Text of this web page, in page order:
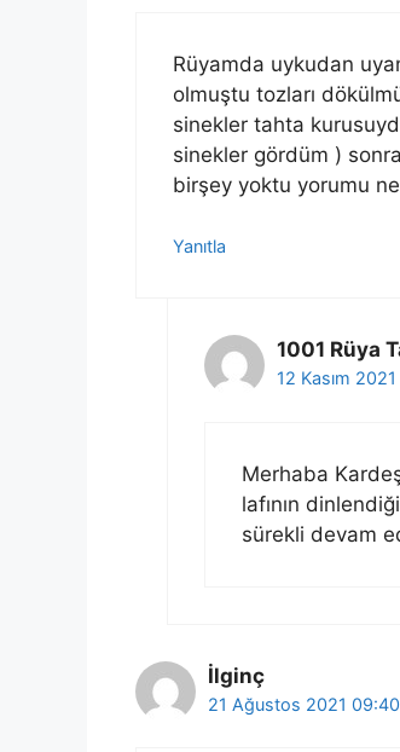
Rüyamda uykudan
olmuştu tozları
sinekler tahta
sinekler gördüm )
birşey yoktu yorumu
Yanıtla
1001 Rüya
12 Kasım
Merhaba
lafının
sürekli devam
İlginç
21 Ağustos 2021 09:40